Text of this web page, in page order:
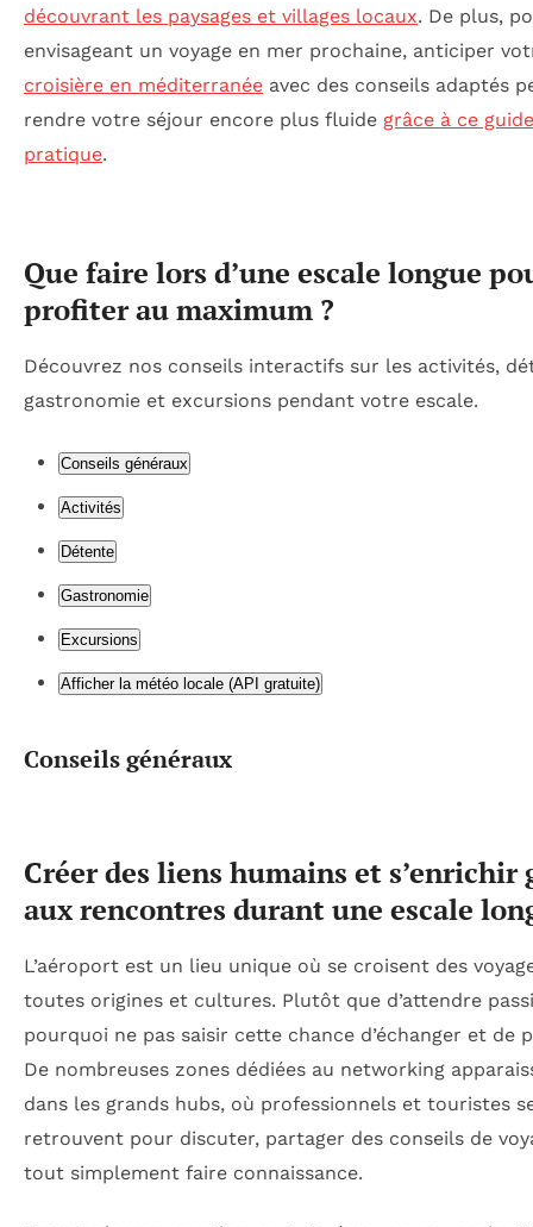
découvrant les paysages et villages locaux. De plus,
envisageant un voyage en mer prochaine, anticiper
croisière en méditerranée avec des conseils adaptés
rendre votre séjour encore plus fluide grâce à ce guide
pratique.
Que faire lors d’une escale longue
profiter au maximum ?
Découvrez nos conseils interactifs sur les activités,
gastronomie et excursions pendant votre escale.
Conseils généraux
Activités
Détente
Gastronomie
Excursions
Afficher la météo locale (API gratuite)
Conseils généraux
Créer des liens humains et s’enrichir
aux rencontres durant une escale
L’aéroport est un lieu unique où se croisent des
toutes origines et cultures. Plutôt que d’attendre
pourquoi ne pas saisir cette chance d’échanger et de
De nombreuses zones dédiées au networking
dans les grands hubs, où professionnels et touristes
retrouvent pour discuter, partager des conseils de
tout simplement faire connaissance.